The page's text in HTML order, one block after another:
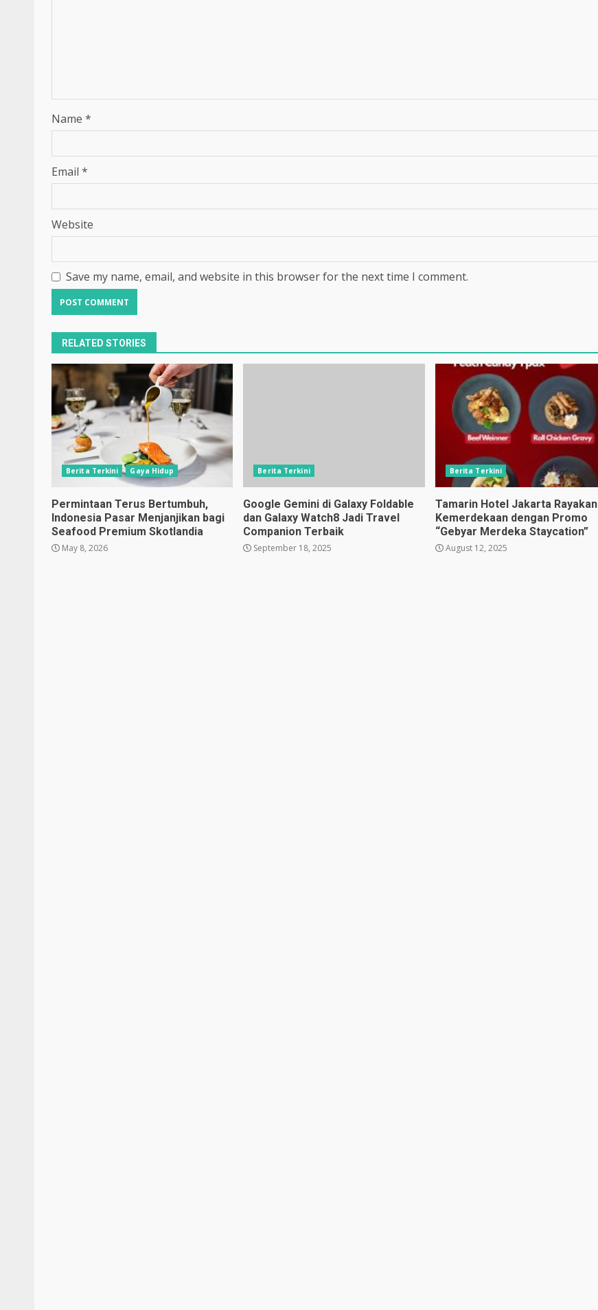
Name *
Email *
Website
Save my name, email, and website in this browser for the next time I comment.
RELATED STORIES
Berita Terkini Gaya Hidup
Permintaan Terus Bertumbuh,
Indonesia Pasar Menjanjikan bagi
Seafood Premium Skotlandia
May 8, 2026
Berita Terkini
Google Gemini di Galaxy Foldable
dan Galaxy Watch8 Jadi Travel
Companion Terbaik
September 18, 2025
Berita Terkini
Tamarin Hotel Jakarta Rayakan
Kemerdekaan dengan Promo
“Gebyar Merdeka Staycation”
August 12, 2025